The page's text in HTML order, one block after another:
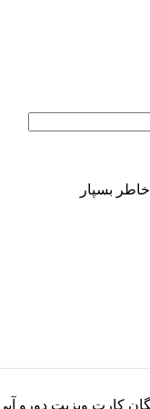
بسپار
کارت ویزیت دورو